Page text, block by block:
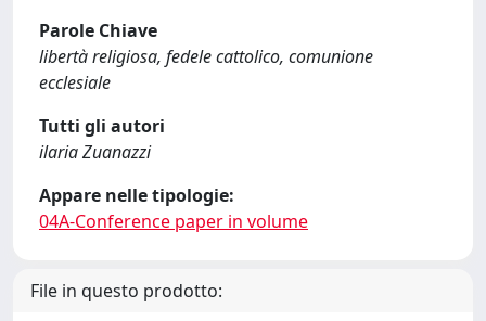
Parole Chiave
libertà religiosa, fedele cattolico, comunione
ecclesiale
Tutti gli autori
ilaria Zuanazzi
Appare nelle tipologie:
04A-Conference paper in volume
File in questo prodotto: